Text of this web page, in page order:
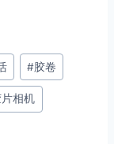
#胶卷
片相机